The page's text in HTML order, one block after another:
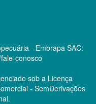
- Embrapa SAC:
conosco
sob a Licença
- SemDerivações